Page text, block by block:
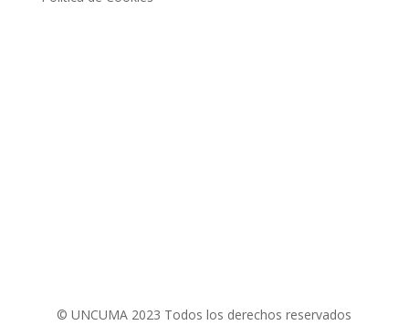
© UNCUMA 2023 Todos los derechos reservados